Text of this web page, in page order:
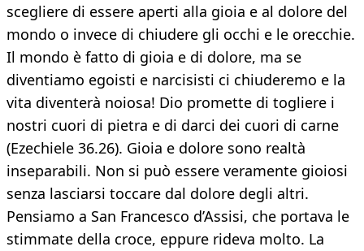
scegliere di essere aperti alla gioia e al dolore del
mondo o invece di chiudere gli occhi e le orecchie.
Il mondo è fatto di gioia e di dolore, ma se
diventiamo egoisti e narcisisti ci chiuderemo e la
vita diventerà noiosa! Dio promette di togliere i
nostri cuori di pietra e di darci dei cuori di carne
(Ezechiele 36.26). Gioia e dolore sono realtà
inseparabili. Non si può essere veramente gioiosi
senza lasciarsi toccare dal dolore degli altri.
Pensiamo a San Francesco d’Assisi, che portava le
stimmate della croce, eppure rideva molto. La